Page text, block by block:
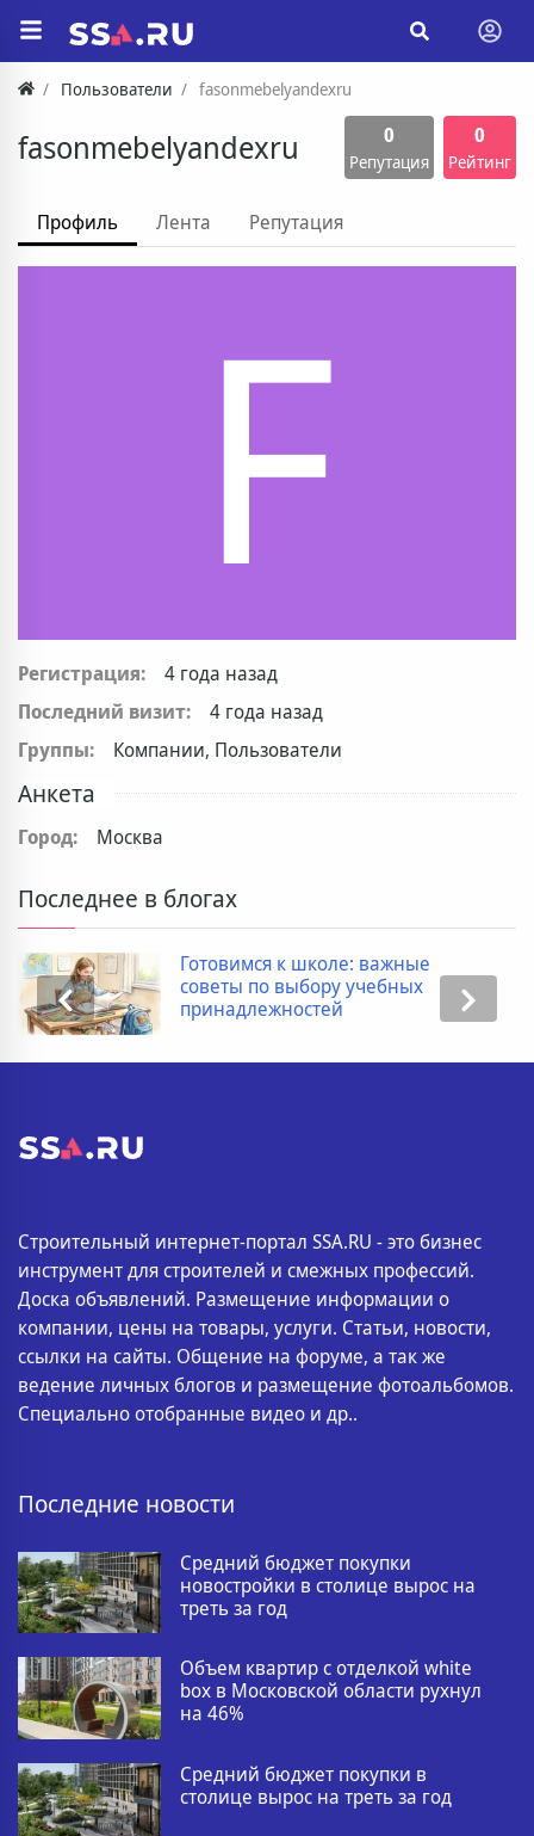
Пользователи fasonmebelyandexru
fasonmebelyandexru 0
Репутация
0
Рейтинг
Профиль Лента Репутация
F
Регистрация:
4 года назад
Последний визит:
4 года назад
Группы:
Компании, Пользователи
Анкета
Город: Москва
Последнее в блогах
Готовимся к школе: важные
советы по выбору учебных
принадлежностей
Строительный интернет-портал SSA.RU - это бизнес
инструмент для строителей и смежных профессий.
Доска объявлений. Размещение информации о
компании, цены на товары, услуги. Статьи, новости,
ссылки на сайты. Общение на форуме, а так же
ведение личных блогов и размещение фотоальбомов.
Специально отобранные видео и др..
Последние новости
Средний бюджет покупки
новостройки в столице вырос на
треть за год
Объем квартир с отделкой white
box в Московской области рухнул
на 46%
Средний бюджет покупки в
столице вырос на треть за год